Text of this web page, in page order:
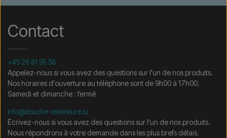
Contact
+45 26 81 95 58
Appelez-nous si vous avez des questions sur l'un de nos produits.
Nos horaires d'ouverture au téléphone sont de 9h00 à 17h00.
Samedi et dimanche : fermé
info@douche-exterieure.lu
Écrivez-nous si vous avez des questions sur l'un de nos produits.
Nous répondrons à votre demande dans les plus brefs délais.